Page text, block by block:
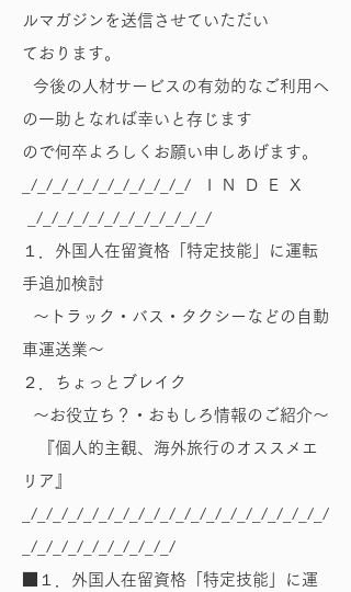
ルマガジンを送信させていただい
ております。
今後の人材サービスの有効的なご利用へ
の一助となれば幸いと存じます
ので何卒よろしくお願い申しあげます。
_/_/_/_/_/_/_/_/_/_/_/ I N D E X
_/_/_/_/_/_/_/_/_/_/_/_/
１．外国人在留資格「特定技能」に運転
手追加検討
～トラック・バス・タクシーなどの自動
車運送業～
２．ちょっとブレイク
～お役立ち？・おもしろ情報のご紹介～
『個人的主観、海外旅行のオススメエ
リア』
_/_/_/_/_/_/_/_/_/_/_/_/_/_/_/_/_/_/_/_/
_/_/_/_/_/_/_/_/_/_/
■１．外国人在留資格「特定技能」に運